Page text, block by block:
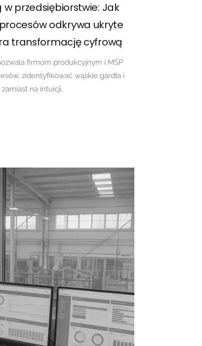
w przedsiębiorstwie: Jak
odkrywa ukryte
transformację cyfrową
firmom produkcyjnym i MŚP
zidentyfikować wąskie gardła i
na intuicji.